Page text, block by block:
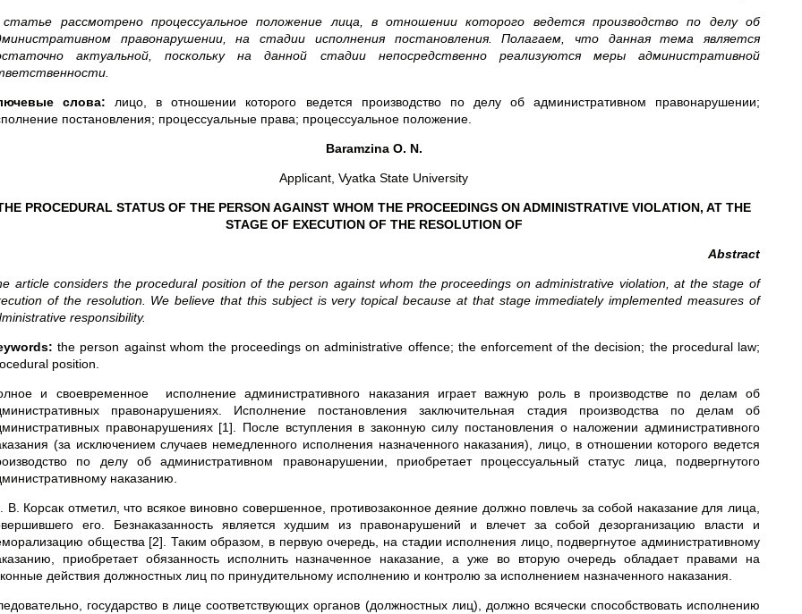
рассмотрено процессуальное положение лица, в отношении которого ведется производство по делу об
правонарушении, на стадии исполнения постановления. Полагаем, что данная тема является
актуальной, поскольку на данной стадии непосредственно реализуются меры административной
слова: лицо, в отношении которого ведется производство по делу об административном правонарушении;
постановления; процессуальные права; процессуальное положение.
Baramzina O. N.
Applicant, Vyatka State University
PROCEDURAL STATUS OF THE PERSON AGAINST WHOM THE PROCEEDINGS ON ADMINISTRATIVE VIOLATION, AT THE
STAGE OF EXECUTION OF THE RESOLUTION OF
Abstract
article considers the procedural position of the person against whom the proceedings on administrative violation, at the stage of
of the resolution. We believe that this subject is very topical because at that stage immediately implemented measures of
responsibility.
the person against whom the proceedings on administrative offence; the enforcement of the decision; the procedural law;
position.
и своевременное исполнение административного наказания играет важную роль в производстве по делам об
правонарушениях. Исполнение постановления заключительная стадия производства по делам об
правонарушениях [1]. После вступления в законную силу постановления о наложении административного
(за исключением случаев немедленного исполнения назначенного наказания), лицо, в отношении которого ведется
по делу об административном правонарушении, приобретает процессуальный статус лица, подвергнутого
наказанию.
В. Корсак отметил, что всякое виновно совершенное, противозаконное деяние должно повлечь за собой наказание для лица,
его. Безнаказанность является худшим из правонарушений и влечет за собой дезорганизацию власти и
общества [2]. Таким образом, в первую очередь, на стадии исполнения лицо, подвергнутое административному
приобретает обязанность исполнить назначенное наказание, а уже во вторую очередь обладает правами на
действия должностных лиц по принудительному исполнению и контролю за исполнением назначенного наказания.
государство в лице соответствующих органов (должностных лиц), должно всячески способствовать исполнению